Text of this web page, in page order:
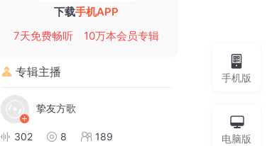
下载手机APP
7天免费畅听
10万本会员专辑
专辑主播
挚友方歌
302 8 189
手机版
电脑版